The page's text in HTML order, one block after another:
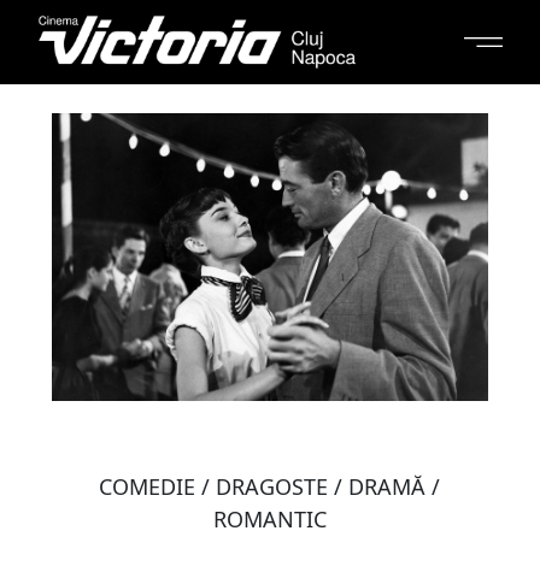
COMEDIE / DRAGOSTE / DRAMĂ /
ROMANTIC